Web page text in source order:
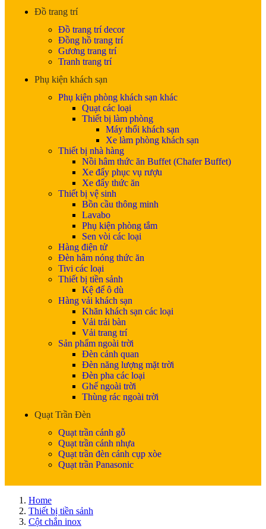
Đồ trang trí
Đồ trang trí decor
Đồng hồ trang trí
Gương trang trí
Tranh trang trí
Phụ kiện khách sạn
Phụ kiện phòng khách sạn khác
Quạt các loại
Thiết bị làm phòng
Máy thổi khách sạn
Xe làm phòng khách sạn
Thiết bị nhà hàng
Nồi hâm thức ăn Buffet (Chafer Buffet)
Xe đẩy phục vụ rượu
Xe đẩy thức ăn
Thiết bị vệ sinh
Bồn cầu thông minh
Lavabo
Phụ kiện phòng tắm
Sen vòi các loại
Hàng điện tử
Đèn hâm nóng thức ăn
Tivi các loại
Thiết bị tiền sảnh
Kệ để ô dù
Hàng vải khách sạn
Khăn khách sạn các loại
Vải trải bàn
Vải trang trí
Sản phẩm ngoài trời
Đèn cảnh quan
Đèn năng lượng mặt trời
Đèn pha các loại
Ghế ngoài trời
Thùng rác ngoài trời
Quạt Trần Đèn
Quạt trần cánh gỗ
Quạt trần cánh nhựa
Quạt trần đèn cánh cụp xòe
Quạt trần Panasonic
Home
Thiết bị tiền sảnh
Cột chắn inox